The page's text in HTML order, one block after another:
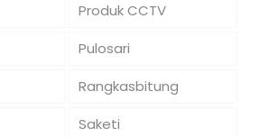
Produk CCTV
Pulosari
Rangkasbitung
Saketi